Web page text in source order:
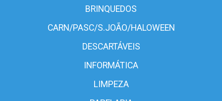
BRINQUEDOS
CARN/PASC/S.JOÃO/HALOWEEN
DESCARTÁVEIS
INFORMÁTICA
LIMPEZA